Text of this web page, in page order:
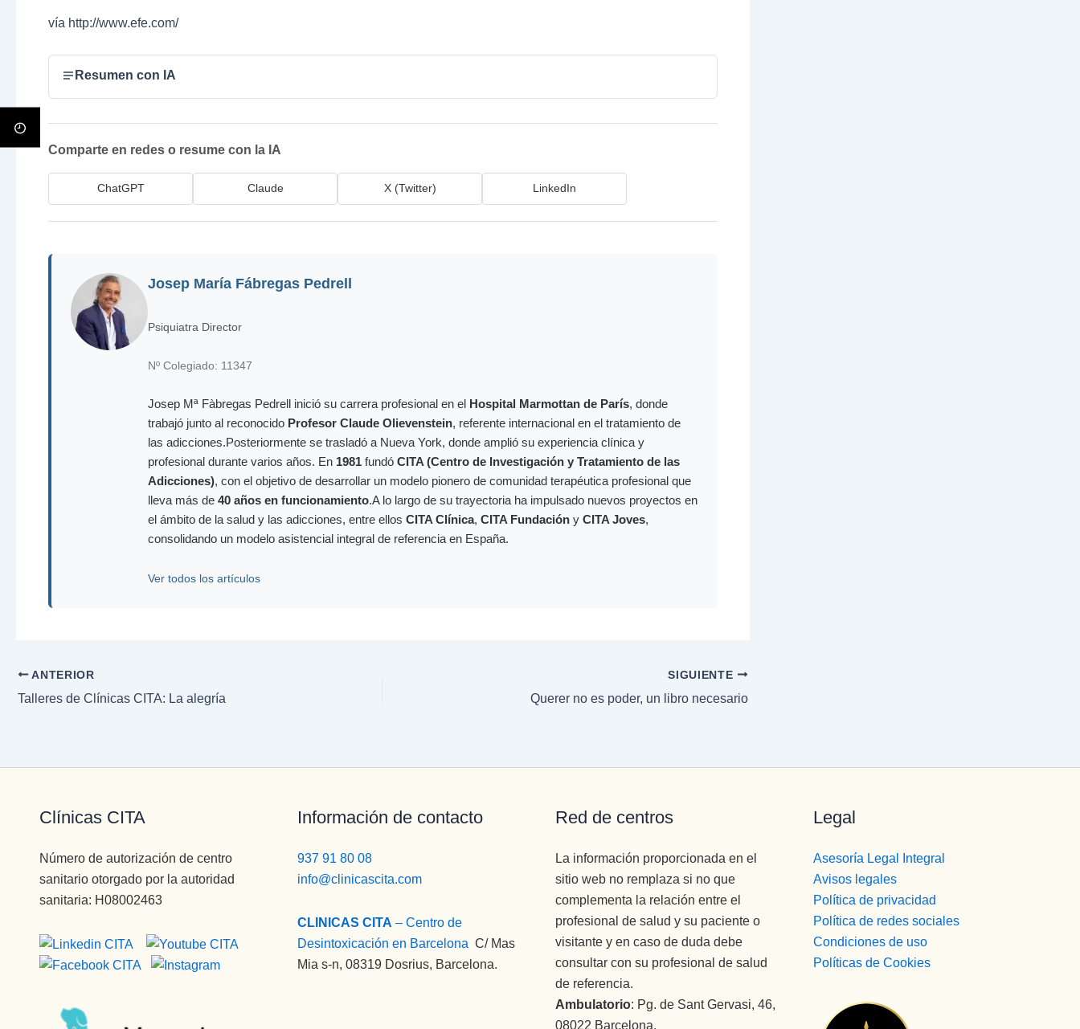
vía http://www.efe.com/
Resumen con IA
Comparte en redes o resume con la IA
ChatGPT Claude X (Twitter) LinkedIn
Josep María Fábregas Pedrell
Psiquiatra Director
Nº Colegiado: 11347
Josep Mª Fàbregas Pedrell inició su carrera profesional en el Hospital Marmottan de París, donde
trabajó junto al reconocido Profesor Claude Olievenstein, referente internacional en el tratamiento de
las adicciones.Posteriormente se trasladó a Nueva York, donde amplió su experiencia clínica y
profesional durante varios años. En 1981 fundó CITA (Centro de Investigación y Tratamiento de las
Adicciones), con el objetivo de desarrollar un modelo pionero de comunidad terapéutica profesional que
lleva más de 40 años en funcionamiento.A lo largo de su trayectoria ha impulsado nuevos proyectos en
el ámbito de la salud y las adicciones, entre ellos CITA Clínica, CITA Fundación y CITA Joves,
consolidando un modelo asistencial integral de referencia en España.
Ver todos los artículos
ANTERIOR
Talleres de Clínicas CITA: La alegría
SIGUIENTE
Querer no es poder, un libro necesario
Clínicas CITA
Número de autorización de centro
sanitario otorgado por la autoridad
sanitaria: H08002463
Información de contacto
937 91 80 08
info@clinicascita.com
CLINICAS CITA – Centro de
Desintoxicación en Barcelona :C/ Mas
Mia s-n, 08319 Dosrius, Barcelona.
Red de centros
La información proporcionada en el
sitio web no remplaza si no que
complementa la relación entre el
profesional de salud y su paciente o
visitante y en caso de duda debe
consultar con su profesional de salud
de referencia.
Ambulatorio: Pg. de Sant Gervasi, 46,
08022 Barcelona.
Legal
Asesoría Legal Integral
Avisos legales
Política de privacidad
Política de redes sociales
Condiciones de uso
Políticas de Cookies